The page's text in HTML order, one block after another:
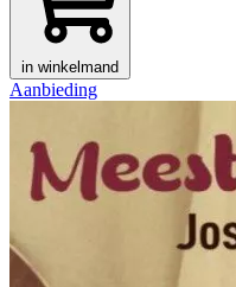
in winkelmand
Aanbieding